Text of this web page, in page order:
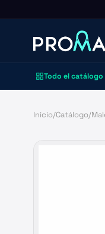
Todo el catálogo
Inicio/Catálogo/